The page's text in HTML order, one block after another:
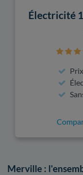
Électricité
Merville :